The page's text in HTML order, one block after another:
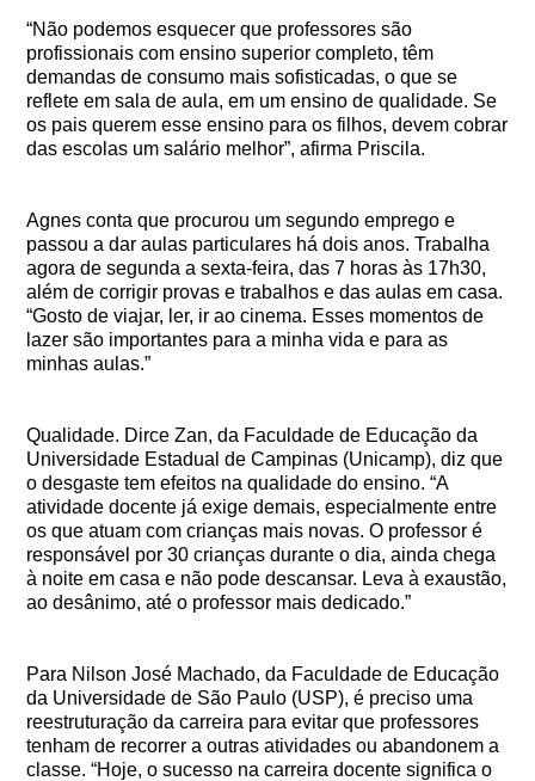
“Não podemos esquecer que professores são
profissionais com ensino superior completo, têm
demandas de consumo mais sofisticadas, o que se
reflete em sala de aula, em um ensino de qualidade. Se
os pais querem esse ensino para os filhos, devem cobrar
das escolas um salário melhor”, afirma Priscila.
Agnes conta que procurou um segundo emprego e
passou a dar aulas particulares há dois anos. Trabalha
agora de segunda a sexta-feira, das 7 horas às 17h30,
além de corrigir provas e trabalhos e das aulas em casa.
“Gosto de viajar, ler, ir ao cinema. Esses momentos de
lazer são importantes para a minha vida e para as
minhas aulas.”
Qualidade. Dirce Zan, da Faculdade de Educação da
Universidade Estadual de Campinas (Unicamp), diz que
o desgaste tem efeitos na qualidade do ensino. “A
atividade docente já exige demais, especialmente entre
os que atuam com crianças mais novas. O professor é
responsável por 30 crianças durante o dia, ainda chega
à noite em casa e não pode descansar. Leva à exaustão,
ao desânimo, até o professor mais dedicado.”
Para Nilson José Machado, da Faculdade de Educação
da Universidade de São Paulo (USP), é preciso uma
reestruturação da carreira para evitar que professores
tenham de recorrer a outras atividades ou abandonem a
classe. “Hoje, o sucesso na carreira docente significa o